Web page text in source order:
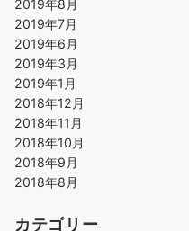
2019年8月
2019年7月
2019年6月
2019年3月
2019年1月
2018年12月
2018年11月
2018年10月
2018年9月
2018年8月
カテゴリー